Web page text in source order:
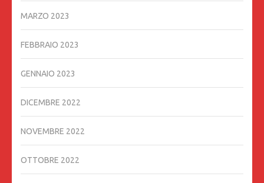
MARZO 2023
FEBBRAIO 2023
GENNAIO 2023
DICEMBRE 2022
NOVEMBRE 2022
OTTOBRE 2022